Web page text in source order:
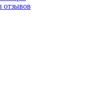
отзывов